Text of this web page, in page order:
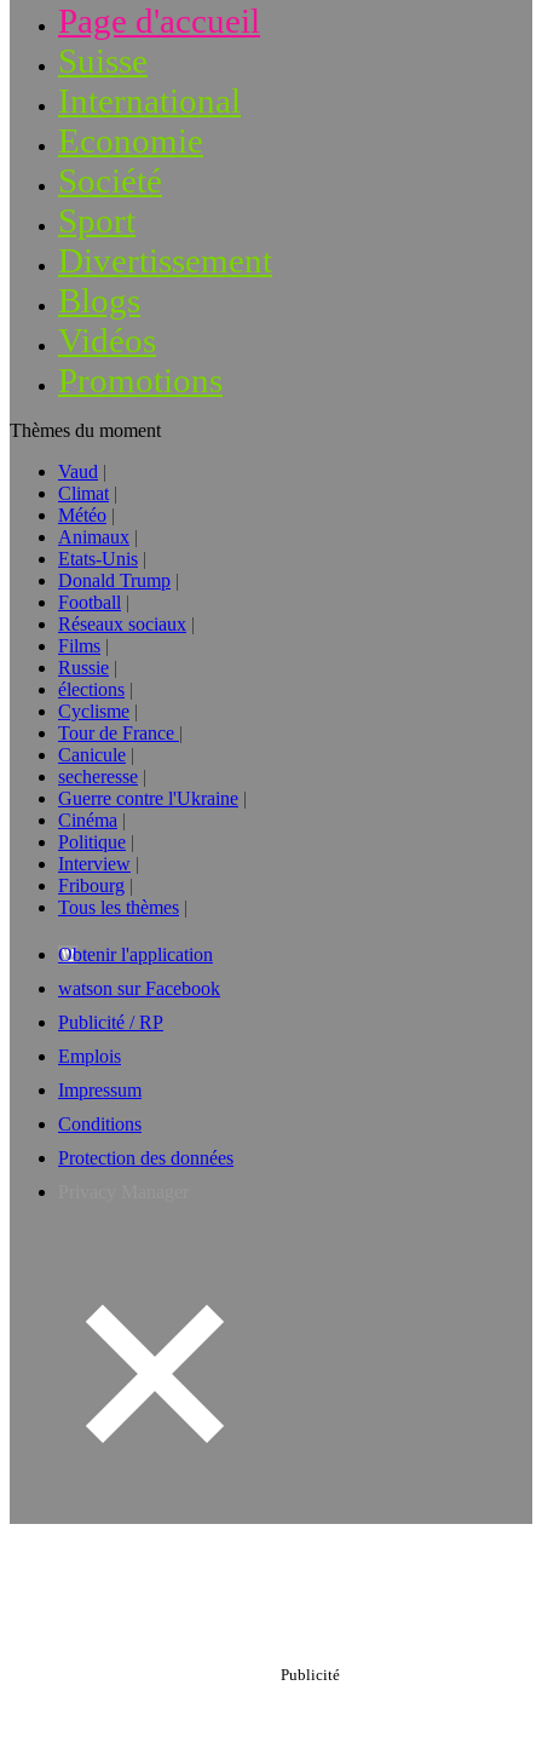
Page d'accueil
Suisse
International
Economie
Société
Sport
Divertissement
Blogs
Vidéos
Promotions
Thèmes du moment
Vaud
Climat
Météo
Animaux
Etats-Unis
Donald Trump
Football
Réseaux sociaux
Films
Russie
élections
Cyclisme
Tour de France
Canicule
secheresse
Guerre contre l'Ukraine
Cinéma
Politique
Interview
Fribourg
Tous les thèmes
Obtenir l'application
watson sur Facebook
Publicité / RP
Emplois
Impressum
Conditions
Protection des données